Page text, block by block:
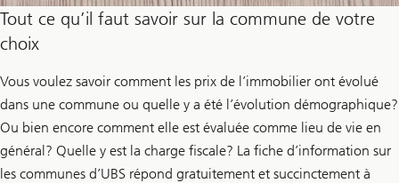
c
i
d
e
m
a
i
è
Tout ce qu’il faut savoir sur la commune de votre
choix
Vous voulez savoir comment les prix de l’immobilier ont évolué
dans une commune ou quelle y a été l’évolution démographique?
Ou bien encore comment elle est évaluée comme lieu de vie en
général? Quelle y est la charge fiscale? La fiche d’information sur
les communes d’UBS répond gratuitement et succinctement à